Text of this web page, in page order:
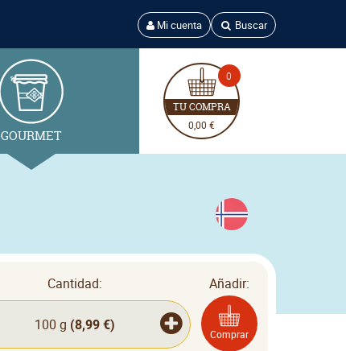
Mi cuenta Buscar
GOURMET
0
TU COMPRA
0,00 €
Cantidad:
100 g (8,99 €)
Añadir:
Comprar